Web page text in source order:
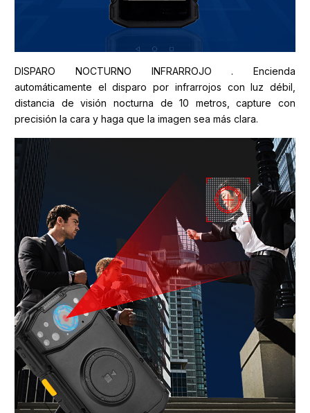
DISPARO NOCTURNO INFRARROJO . Encienda
automáticamente el disparo por infrarrojos con luz débil,
distancia de visión nocturna de 10 metros, capture con
precisión la cara y haga que la imagen sea más clara.